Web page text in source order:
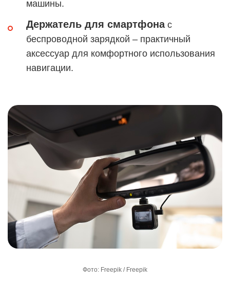
машины.
Держатель для смартфонас
беспроводной зарядкой – практичный
аксессуар для комфортного использования
навигации.
Фото: Freepik / Freepik